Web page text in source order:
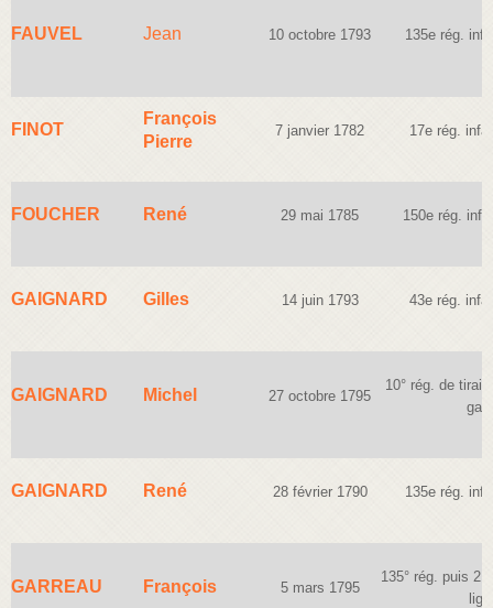
FAUVEL Jean 10 octobre 1793 135e rég.
FINOT
François
Pierre
7 janvier 1782 17e rég.
FOUCHER René 29 mai 1785 150e rég.
GAIGNARD Gilles 14 juin 1793 43e rég.
GAIGNARD Michel 27 octobre 1795
10° rég. de
GAIGNARD René 28 février 1790 135e rég.
GARREAU François 5 mars 1795
135° rég. puis